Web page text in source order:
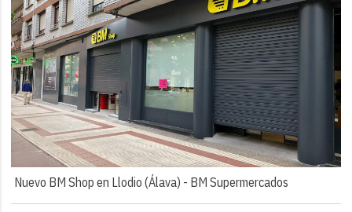
Nuevo BM Shop en Llodio (Álava) - BM Supermercados